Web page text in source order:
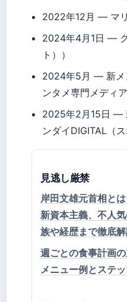
2022年12月 — マ
2024年4月1日 —
ト））
2024年5月 — 新メ
ンタメ専門メディア
2025年2月15日 —
ンダイDIGITAL（
見逃し厳禁
岸田文雄元首相と
新資本主義、不人
族や経歴まで徹底
週ごとの食事計画
メニュー例とステ